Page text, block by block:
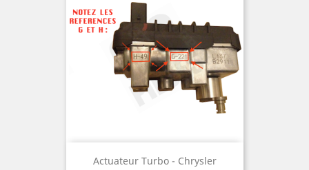
Actuateur Turbo - Chrysler